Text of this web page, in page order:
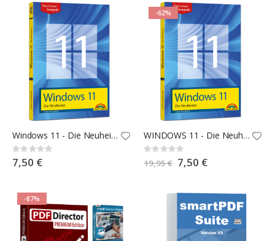
Windows 11 - Die Neuheiten
Rating:
0%
7,50 €
-62%
WINDOWS 11 - Die Neuheiten
Rating:
0%
19,95 € Special
Price
7,50 €
-87%